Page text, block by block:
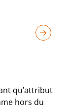
qu’attribut
hors du